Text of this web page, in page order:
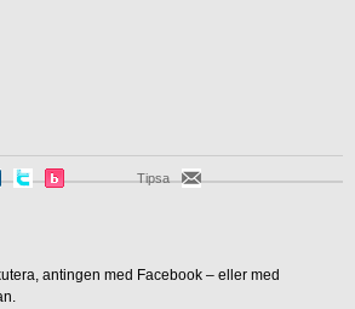
Tipsa
antingen med Facebook – eller med